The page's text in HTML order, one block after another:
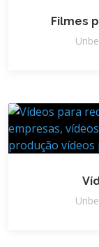
Filmes